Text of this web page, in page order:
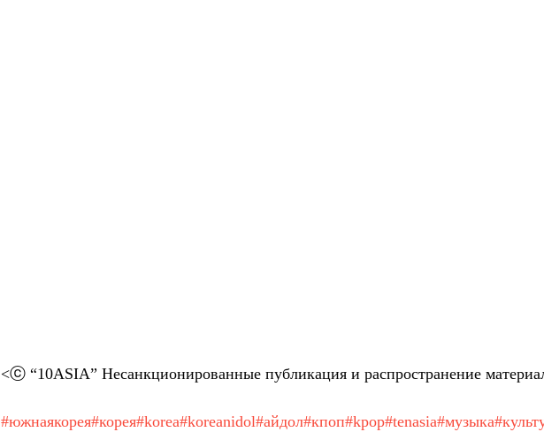
<ⓒ “10ASIA” Несанкционированные публикация и распространение
#южнаякорея#корея#korea#koreanidol#айдол#кпоп#kpop#tenasia#музыка